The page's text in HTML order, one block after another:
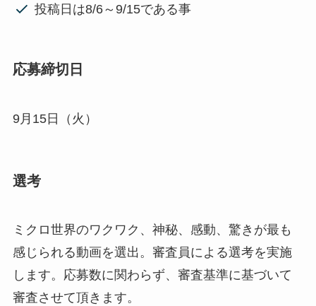
投稿日は8/6～9/15である事
応募締切日
9月15日（火）
選考
ミクロ世界のワクワク、神秘、感動、驚きが最も
感じられる動画を選出。審査員による選考を実施
します。応募数に関わらず、審査基準に基づいて
審査させて頂きます。